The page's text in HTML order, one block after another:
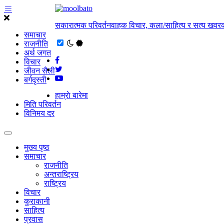
समाचार
राजनीति
अर्थ जगत
विचार
जीवन सैली
बर्गदृस्ती
सकारात्मक परिवर्तनवाहक विचार, कला/साहित्य र सत्य
हाम्राे बारेमा
मिति परिवर्तन
विनिमय दर
मुख्य पृष्ठ
समाचार
राजनीति
अन्तराष्ट्रिय
राष्ट्रिय
विचार
कुराकानी
साहित्य
प्रवास